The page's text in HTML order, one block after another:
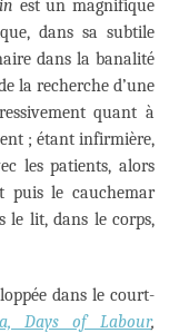
est un magnifique
dans sa subtile
dans la banalité
la recherche d’une
quant à
; étant infirmière,
les patients, alors
puis le cauchemar
le lit, dans le corps,
dans le court-
Days of Labour,